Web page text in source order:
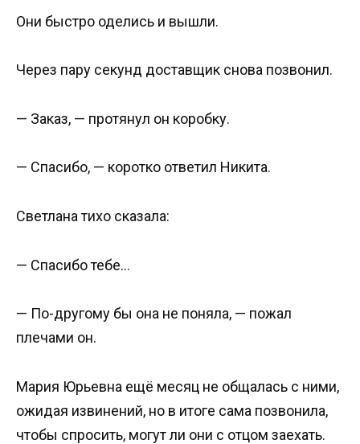
Они быстро оделись и вышли.
Через пару секунд доставщик снова позвонил.
— Заказ, — протянул он коробку.
— Спасибо, — коротко ответил Никита.
Светлана тихо сказала:
— Спасибо тебе…
— По-другому бы она не поняла, — пожал
плечами он.
Мария Юрьевна ещё месяц не общалась с ними,
ожидая извинений, но в итоге сама позвонила,
чтобы спросить, могут ли они с отцом заехать.